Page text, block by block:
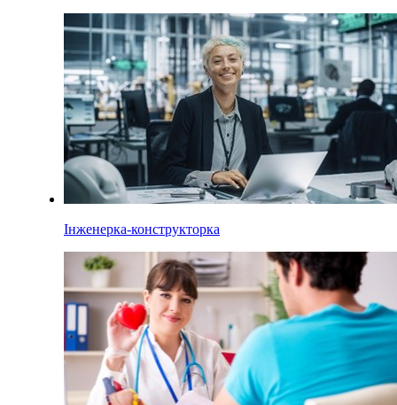
Інженерка-конструкторка